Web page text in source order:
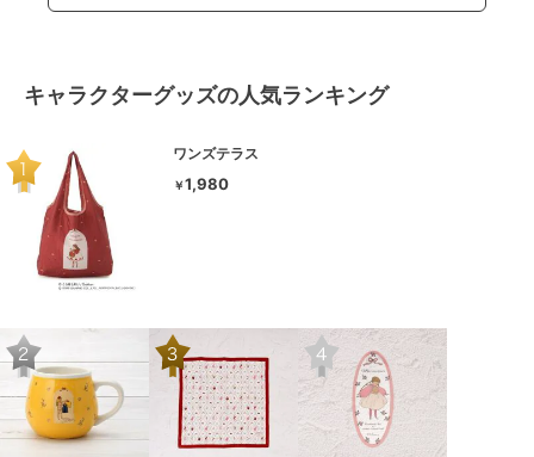
キャラクターグッズの人気ランキング
ワンズテラス
￥1,980